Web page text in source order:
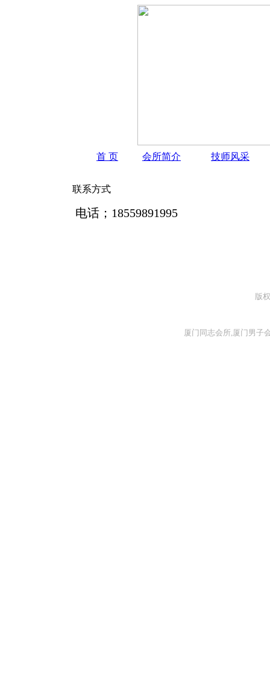
首 页 会所简介 技师风采
联系方式
电话；18559891995
版
厦门同志会所,厦门男子